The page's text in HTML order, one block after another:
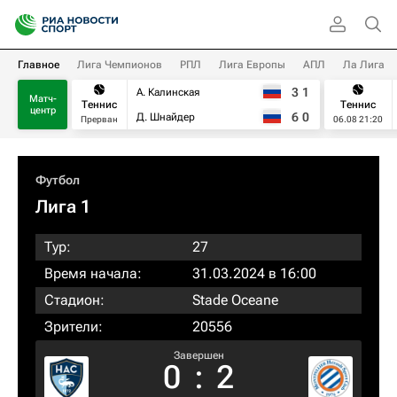
Главное Лига Чемпионов РПЛ Лига Европы АПЛ Ла Лига
Матч-
центр
Теннис
Прерван
А. Калинская
Д. Шнайдер
3 1
6 0
Теннис
06.08 21:20
Футбол
Лига 1
Тур:
27
Время начала:
31.03.2024 в 16:00
Стадион:
Stade Oceane
Зрители:
20556
Завершен
0 : 2